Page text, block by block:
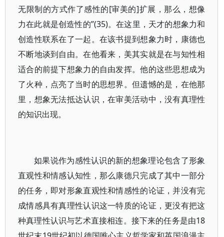
无限制的方式作了感性的[审美的]扩展，那么，想像
力在此就是创造性的”(35)。在这里，天才的想象力和
创造性联系在了一起。在该书提到想象力时，康德也
不断地谈到自由。在他看来，美其实就是在与知性相
适合的前提下想象力的自由发挥。他的这些思想成为
了火种，点亮了当时的思想界。但遗憾的是，在他那
里，想象无法抵达认识，在审美活动中，没有真理性
的知识出现。
如果说作为感性认识的新的想象理论包含了形象
直观性和情感认知性，那么康德只完成了其中一部分
的任务，即对形象直观性和情感性的论证，并没有完
成情感具有真理性认识这一特质的论证，更没有把这
种真理性认识与艺术直接相连。接下来的任务是由18